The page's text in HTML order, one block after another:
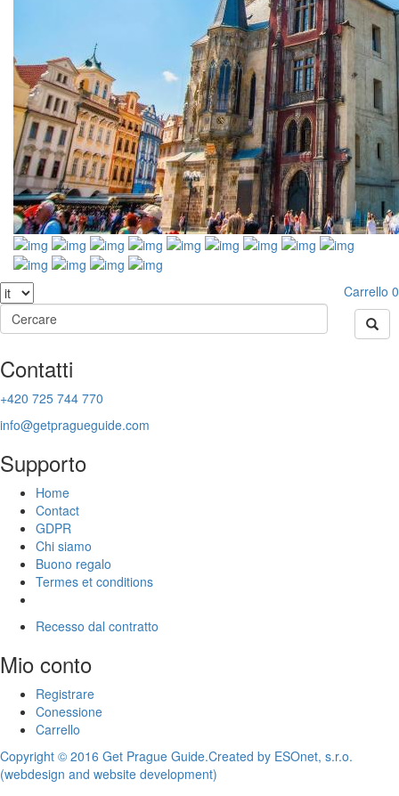
Carrello 0
Contatti
+420 725 744 770
info@getpragueguide.com
Supporto
Home
Contact
GDPR
Chi siamo
Buono regalo
Termes et conditions
Recesso dal contratto
Mio conto
Registrare
Conessione
Carrello
Copyright © 2016 Get Prague Guide.Created by ESOnet, s.r.o.
(webdesign and website development)